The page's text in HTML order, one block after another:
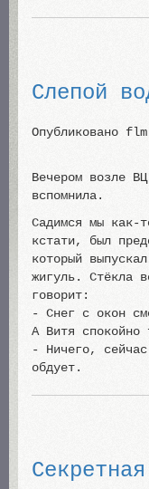
Слепой
Опубликовано flm
Вечером возле
вспомнила.
Садимся мы как-
кстати, был
который
жигуль. Стёкла
говорит:
- Снег с окон
А Витя спокойно
- Ничего,
обдует.